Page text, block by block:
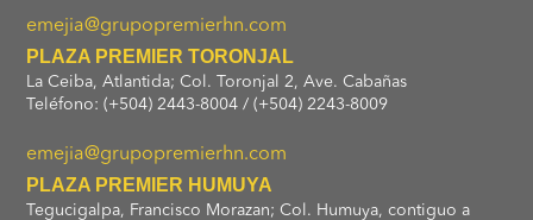
emejia@grupopremierhn.com
PLAZA PREMIER TORONJAL
La Ceiba, Atlantida; Col. Toronjal 2, Ave. Cabañas
Teléfono: (+504) 2443-8004 / (+504) 2243-8009
emejia@grupopremierhn.com
PLAZA PREMIER HUMUYA
Tegucigalpa, Francisco Morazan; Col. Humuya, contiguo a